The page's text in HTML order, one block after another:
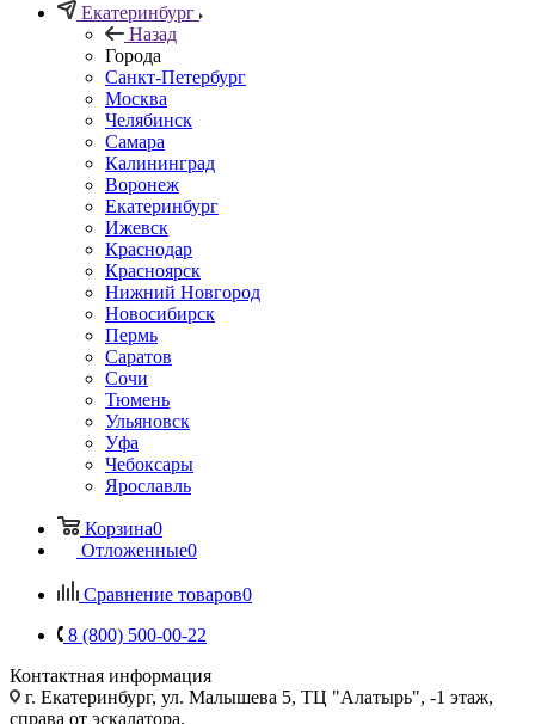
Екатеринбург
Назад
Города
Санкт-Петербург
Москва
Челябинск
Самара
Калининград
Воронеж
Екатеринбург
Ижевск
Краснодар
Красноярск
Нижний Новгород
Новосибирск
Пермь
Саратов
Сочи
Тюмень
Ульяновск
Уфа
Чебоксары
Ярославль
Корзина0
Отложенные0
Сравнение товаров0
8 (800) 500-00-22
Контактная информация
г. Екатеринбург, ул. Малышева 5, ТЦ "Алатырь", -1 этаж,
справа от эскалатора.